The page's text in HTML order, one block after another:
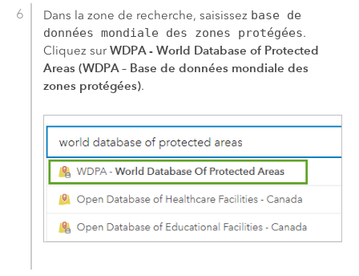
Dans la zone de recherche, saisissez base de
données mondiale des zones protégées.
Cliquez surWDPA - World Database of Protected
Areas (WDPA – Base de données mondiale des
zones protégées).